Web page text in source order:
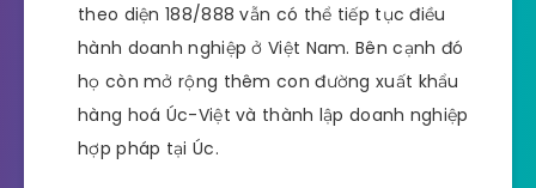
theo diện 188/888 vẫn có thể tiếp tục điều
hành doanh nghiệp ở Việt Nam. Bên cạnh đó
họ còn mở rộng thêm con đường xuất khẩu
hàng hoá Úc-Việt và thành lập doanh nghiệp
hợp pháp tại Úc.